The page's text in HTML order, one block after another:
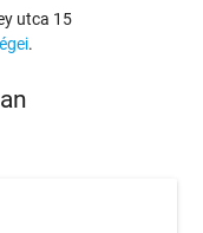
utca 15
.